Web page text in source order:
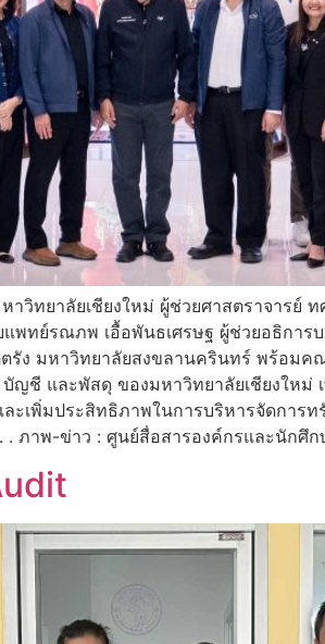
วิทยาลัยเชียงใหม่ ผู้ช่วยศาสตราจารย์
พทย์รณภพ เอื้อพันธเศรษฐ ผู้ช่วยอธิการ
รัง มหาวิทยาลัยสงขลานครินทร์ พร้อม
บัญชี และพัสดุ ของมหาวิทยาลัยเชียงให
ะเพิ่มประสิทธิภาพในการบริหารจัดกา
ภาพ-ข่าว : ศูนย์สื่อสารองค์กรและนักศึก